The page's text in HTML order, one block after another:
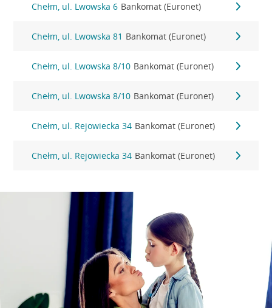
Chełm, ul. Lwowska 6 Bankomat (Euronet)
Chełm, ul. Lwowska 81 Bankomat (Euronet)
Chełm, ul. Lwowska 8/10 Bankomat (Euronet)
Chełm, ul. Lwowska 8/10 Bankomat (Euronet)
Chełm, ul. Rejowiecka 34 Bankomat (Euronet)
Chełm, ul. Rejowiecka 34 Bankomat (Euronet)